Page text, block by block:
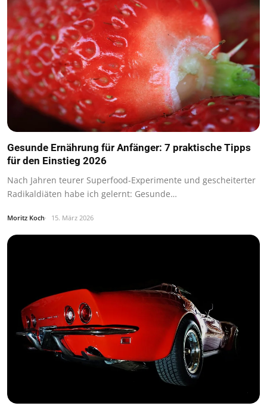
Gesunde Ernährung für Anfänger: 7 praktische Tipps
für den Einstieg 2026
Nach Jahren teurer Superfood-Experimente und gescheiterter
Radikaldiäten habe ich gelernt: Gesunde…
Moritz Koch 15. März 2026